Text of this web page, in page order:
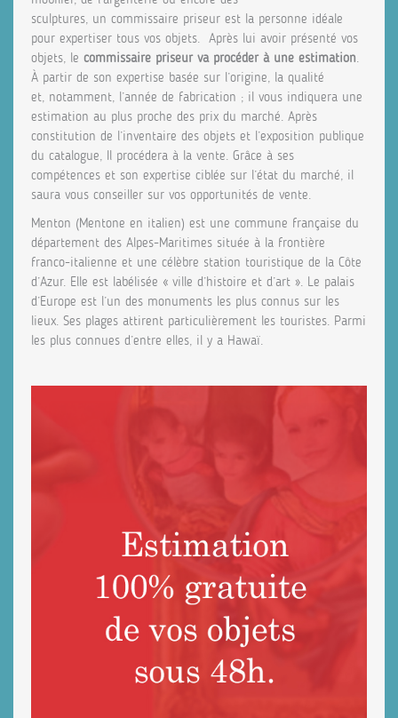
sculptures, un commissaire priseur est la personne idéale
pour expertiser tous vos objets. Après lui avoir présenté vos
objets, le commissaire priseur va procéder à une estimation.
À partir de son expertise basée sur l’origine, la qualité
et, notamment, l’année de fabrication ; il vous indiquera une
estimation au plus proche des prix du marché. Après
constitution de l’inventaire des objets et l’exposition publique
du catalogue, Il procédera à la vente. Grâce à ses
compétences et son expertise ciblée sur l’état du marché, il
saura vous conseiller sur vos opportunités de vente.
Menton (Mentone en italien) est une commune française du
département des Alpes-Maritimes située à la frontière
franco-italienne et une célèbre station touristique de la Côte
d’Azur. Elle est labélisée « ville d’histoire et d’art ». Le palais
d’Europe est l’un des monuments les plus connus sur les
lieux. Ses plages attirent particulièrement les touristes. Parmi
les plus connues d’entre elles, il y a Hawaï.